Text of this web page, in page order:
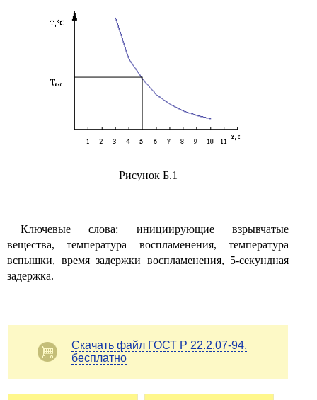
Рисунок Б.1
Ключевые слова: инициирующие взрывчатые
вещества, температура воспламенения, температура
вспышки, время задержки воспламенения, 5-секундная
задержка.
Скачать файл ГОСТ Р 22.2.07-94,
бесплатно